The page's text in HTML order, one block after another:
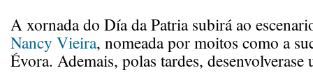
A xornada do Día da Patria subirá ao
Nancy Vieira, nomeada por moitos como a
Évora. Ademais, polas tardes, desenvolverase